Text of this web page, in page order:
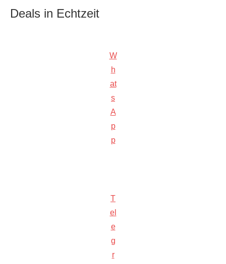
Deals in Echtzeit
W
h
at
s
A
p
p
T
el
e
g
r